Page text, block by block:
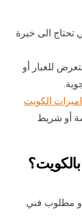
تحتاج الى خبرة
للغبار أو
الكويت
أو شريط
مطلوب فني